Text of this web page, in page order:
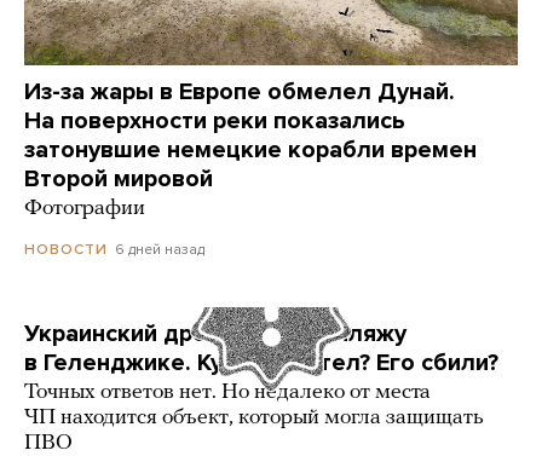
Из-за жары в Европе обмелел Дунай.
На поверхности реки показались
затонувшие немецкие корабли времен
Второй мировой
Фотографии
НОВОСТИ 6 дней назад
Украинский дрон попал по пляжу
в Геленджике. Куда он летел? Его сбили?
Точных ответов нет. Но недалеко от места
ЧП находится объект, который могла защищать
ПВО